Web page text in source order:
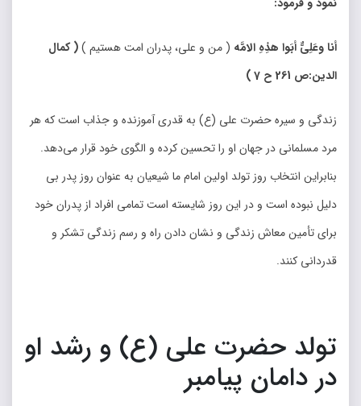
أنا وعَلِیٌّ أبَوا هذِهِ الامَّه ( من و علی، پدران امت هستیم )(کمال
الدین:ص 261 ح 7
)
زندگی و سیره حضرت علی (ع) به قدری آموزنده و جذاب است که هر
مرد مسلمانی در جهان او را تحسین کرده و الگوی خود قرار می‌دهد.
بنابراین انتخاب روز تولد اولین امام ما شیعیان به عنوان روز پدر بی
دلیل نبوده است و در این روز شایسته است تمامی افراد از پدران خود
برای تأمین معاش زندگی و نشان دادن راه و رسم زندگی تشکر و
قدردانی کنند.
تولد حضرت علی (ع) و رشد او
در دامان پیامبر